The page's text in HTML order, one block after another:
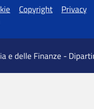
e delle Finanze -